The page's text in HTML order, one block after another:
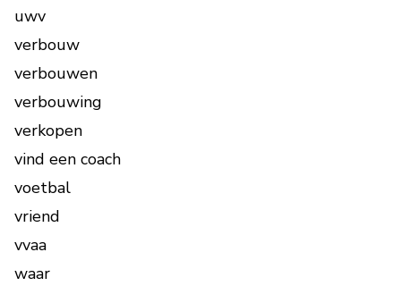
uwv
verbouw
verbouwen
verbouwing
verkopen
vind een coach
voetbal
vriend
vvaa
waar